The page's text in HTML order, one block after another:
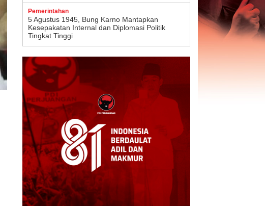
Pemerintahan
5 Agustus 1945, Bung Karno Mantapkan
Kesepakatan Internal dan Diplomasi Politik
Tingkat Tinggi